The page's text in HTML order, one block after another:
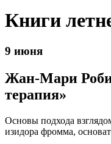
Книги
9 июня
Жан-Мари
терапия»
Основы подхода
изидора фромма,